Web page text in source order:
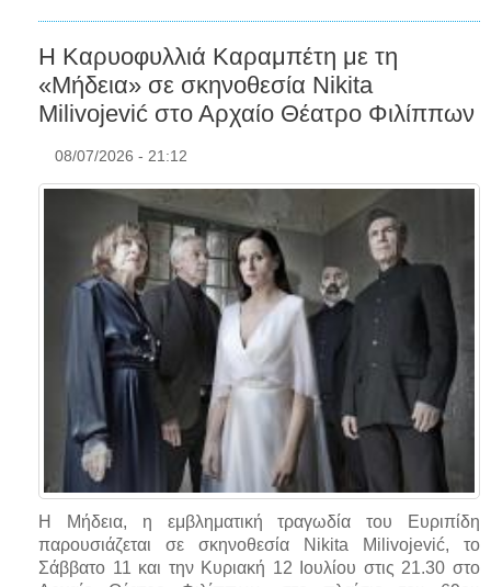
Η Καρυοφυλλιά Καραμπέτη με τη
«Μήδεια» σε σκηνοθεσία Nikita
Milivojević στο Αρχαίο Θέατρο Φιλίππων
08/07/2026 - 21:12
Η Μήδεια, η εμβληματική τραγωδία του Ευριπίδη
παρουσιάζεται σε σκηνοθεσία Nikita Milivojević, το
Σάββατο 11 και την Κυριακή 12 Ιουλίου στις 21.30 στο